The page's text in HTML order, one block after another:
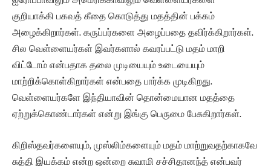
குறியாக்கி பகவத் கீதை கொடுத்து மதத்தின் பக்கம்
அழைக்கிறார்கள். கருப்பர்களை அழைப்பதை தவிர்க்கிறார்கள்.
சில வெள்ளையர்கள் இவர்களால் கவரப்பட்டு மதம் மாறி
விட்டோம் என்பதாக தலை முடியையும் உடையையும்
மாற்றிக்கொள்கிறார்கள் என்பதை பார்க்க முடிகிறது.
வெள்ளையர்களே இந்தியாவின் தொன்மையான மதத்தை
ஏற்றுக்கொண்டார்கள் என்று இங்கு பெருமை பேசுகிறார்கள்.
கிறிஸ்தவர்களையும், முஸ்லிம்களையும் மதம் மாற்றுவதற்காகவே
சுத்தி இயக்கம் என்ற ஒன்றை சுவாமி சச்சிதானந்த் என்பவர்